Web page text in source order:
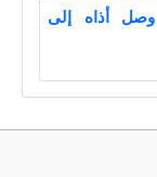
أذاه إلى